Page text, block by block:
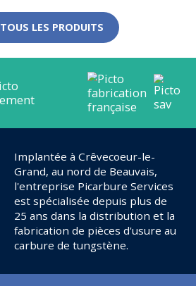
LES PRODUITS
Implantée à Crêvecoeur-le-
Grand, au nord de Beauvais,
l'entreprise Picarbure Services
est spécialisée depuis plus de
25 ans dans la distribution et la
fabrication de pièces d'usure au
carbure de tungstène.